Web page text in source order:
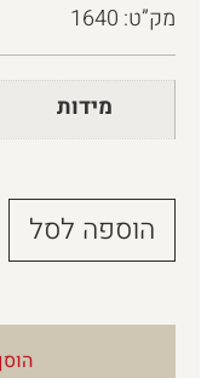
מק”ט: 1640
מידות
הוספה לסל